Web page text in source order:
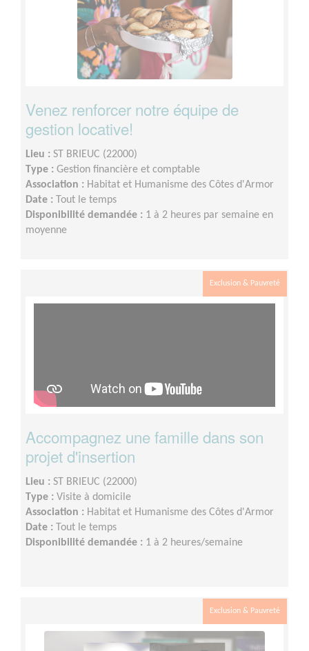
Venez renforcer notre équipe de
gestion locative!
Lieu : ST BRIEUC (22000)
Type : Gestion financière et comptable
Association : Habitat et Humanisme des Côtes d'Armor
Date :
Tout le temps
Disponibilité demandée : 1 à 2 heures par semaine en
moyenne
Exclusion & Pauvreté
Accompagnez une famille dans son
projet d'insertion
Lieu : ST BRIEUC (22000)
Type : Visite à domicile
Association : Habitat et Humanisme des Côtes d'Armor
Date :
Tout le temps
Disponibilité demandée : 1 à 2 heures/semaine
Exclusion & Pauvreté